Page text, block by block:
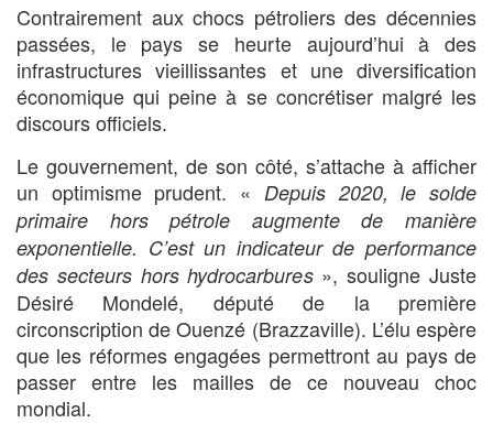
Contrairement aux chocs pétroliers des décennies
passées, le pays se heurte aujourd’hui à des
infrastructures vieillissantes et une diversification
économique qui peine à se concrétiser malgré les
discours officiels.
Le gouvernement, de son côté, s’attache à afficher
un optimisme prudent. « Depuis 2020, le solde
primaire hors pétrole augmente de manière
exponentielle. C’est un indicateur de performance
des secteurs hors hydrocarbures», souligne Juste
Désiré Mondelé, député de la première
circonscription de Ouenzé (Brazzaville). L’élu espère
que les réformes engagées permettront au pays de
passer entre les mailles de ce nouveau choc
mondial.